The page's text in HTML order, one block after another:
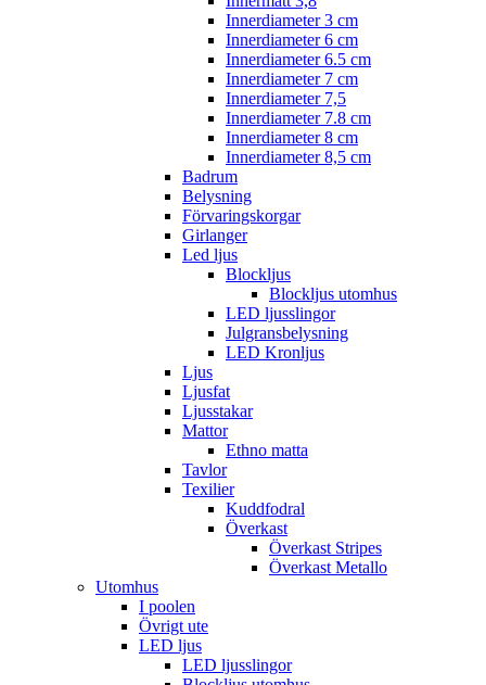
Innerdiameter 3 cm
Innerdiameter 6 cm
Innerdiameter 6.5 cm
Innerdiameter 7 cm
Innerdiameter 7,5
Innerdiameter 7.8 cm
Innerdiameter 8 cm
Innerdiameter 8,5 cm
Badrum
Belysning
Förvaringskorgar
Girlanger
Led ljus
Blockljus
Blockljus utomhus
LED ljusslingor
Julgransbelysning
LED Kronljus
Ljus
Ljusfat
Ljusstakar
Mattor
Ethno matta
Tavlor
Texilier
Kuddfodral
Överkast
Överkast Stripes
Överkast Metallo
Utomhus
I poolen
Övrigt ute
LED ljus
LED ljusslingor